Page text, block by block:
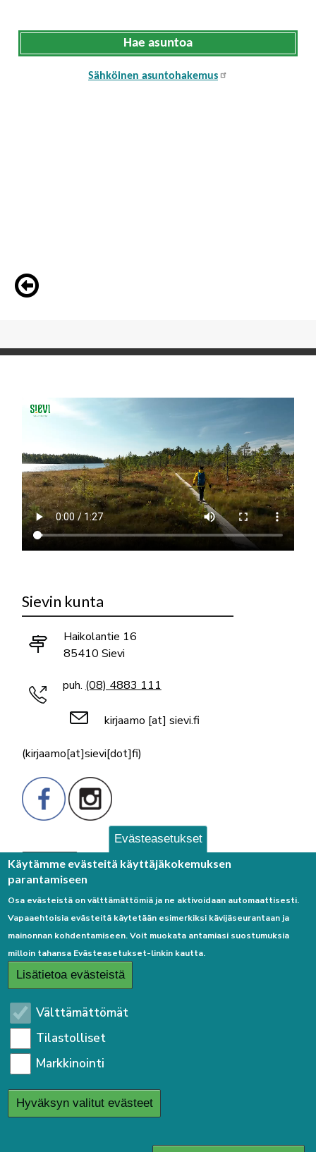
Hae asuntoa
Sähköinen asuntohakemus
Sievin kunta
Haikolantie 16
85410 Sievi
puh. (08) 4883 111
kirjaamo [at] sievi.fi
(kirjaamo[at]sievi[dot]fi)
Palaute
Linkkejä
Etusivulle
Kirjaudu sisään
Saavutettavuusseloste
Sivukartta
Tietosuojaseloste
Evästeasetukset
Käytämme evästeitä käyttäjäkokemuksen
parantamiseen
Osa evästeistä on välttämättömiä ja ne aktivoidaan automaattisesti.
Vapaaehtoisia evästeitä käytetään esimerkiksi kävijäseurantaan ja
mainonnan kohdentamiseen. Voit muokata antamiasi suostumuksia
milloin tahansa Evästeasetukset-linkin kautta.
Lisätietoa evästeistä
Välttämättömät
Tilastolliset
Markkinointi
Hyväksyn valitut evästeet